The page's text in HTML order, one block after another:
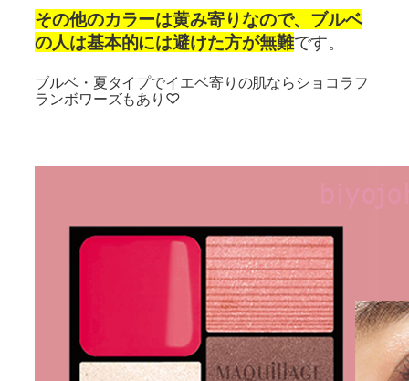
その他のカラーは黄み寄りなので、ブルベ
の人は基本的には避けた方が無難です。
ブルベ・夏タイプでイエベ寄りの肌ならショコラフ
ランボワーズもあり♡